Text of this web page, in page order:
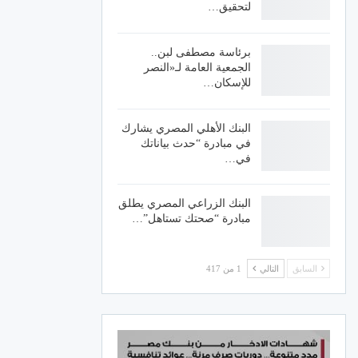
لتحقيق…
برئاسة مصطفى لبن..
الجمعية العامة لـ«النصر
للإسكان…
البنك الأهلي المصري يشارك
في مبادرة “حدث بياناتك
في…
البنك الزراعي المصري يطلق
مبادرة “صحتك تستاهل”…
السابق التالي 1 من 417